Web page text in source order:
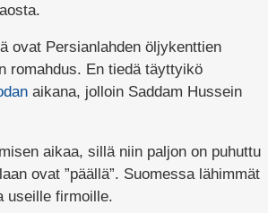
ovat Persianlahden öljykenttien
romahdus. En tiedä täyttyikö
aikana, jolloin Saddam Hussein
aikaa, sillä niin paljon on puhuttu
ovat ”päällä”. Suomessa lähimmät
useille firmoille.